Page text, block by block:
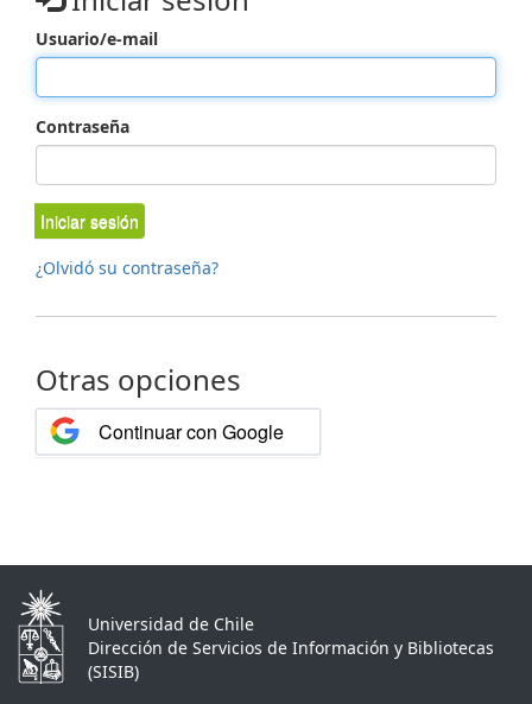
Usuario/e-mail
Contraseña
Iniciar sesión
¿Olvidó su contraseña?
Otras opciones
Continuar con Google
Universidad de Chile
Dirección de Servicios de Información y Bibliotecas
(SISIB)